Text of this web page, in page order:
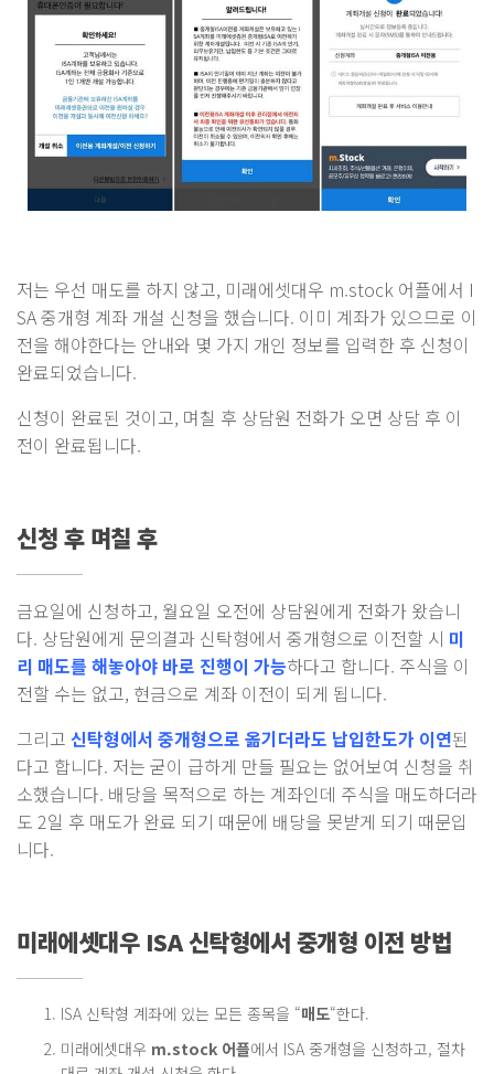
저는 우선 매도를 하지 않고, 미래에셋대우 m.stock 어플에서 I
SA 중개형 계좌 개설 신청을 했습니다. 이미 계좌가 있으므로 이
전을 해야한다는 안내와 몇 가지 개인 정보를 입력한 후 신청이
완료되었습니다.
신청이 완료된 것이고, 며칠 후 상담원 전화가 오면 상담 후 이
전이 완료됩니다.
신청 후 며칠 후
금요일에 신청하고, 월요일 오전에 상담원에게 전화가 왔습니
다. 상담원에게 문의결과 신탁형에서 중개형으로 이전할 시 미
리 매도를 해놓아야 바로 진행이 가능하다고 합니다. 주식을 이
전할 수는 없고, 현금으로 계좌 이전이 되게 됩니다.
그리고 신탁형에서 중개형으로 옮기더라도 납입한도가 이연된
다고 합니다. 저는 굳이 급하게 만들 필요는 없어보여 신청을 취
소했습니다. 배당을 목적으로 하는 계좌인데 주식을 매도하더라
도 2일 후 매도가 완료 되기 때문에 배당을 못받게 되기 때문입
니다.
미래에셋대우 ISA 신탁형에서 중개형 이전 방법
ISA 신탁형 계좌에 있는 모든 종목을 “매도“한다.
미래에셋대우 m.stock 어플에서 ISA 중개형을 신청하고, 절차